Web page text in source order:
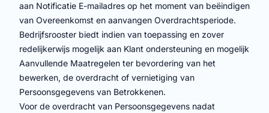
aan Notificatie E-mailadres op het moment van beëindigen
van Overeenkomst en aanvangen Overdrachtsperiode.
Bedrijfsrooster biedt indien van toepassing en zover
redelijkerwijs mogelijk aan Klant ondersteuning en mogelijk
Aanvullende Maatregelen ter bevordering van het
bewerken, de overdracht of vernietiging van
Persoonsgegevens van Betrokkenen.
Voor de overdracht van Persoonsgegevens nadat